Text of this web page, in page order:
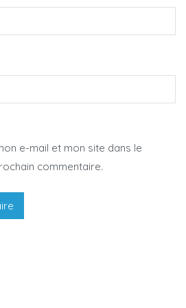
e-mail et mon site dans le
commentaire.